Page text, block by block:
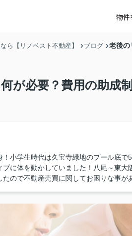
物件
ら【リノベスト不動産】 ブログ 老後の
が必要？費用の助成
！小学生時代は久宝寺緑地のプール底
ブに体を動かしていました！八尾～東
たので不動産売買に関してお困りな事が